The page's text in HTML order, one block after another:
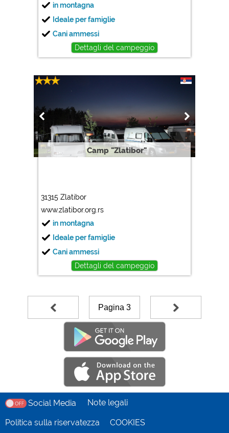
in montagna
Ideale per famiglie
Cani ammessi
Dettagli del campeggio
Camp "Zlatibor"
31315 Zlatibor
www.zlatibor.org.rs
in montagna
Ideale per famiglie
Cani ammessi
Dettagli del campeggio
Pagina 3
Social Media Note legali
Politica sulla riservatezza COOKIES